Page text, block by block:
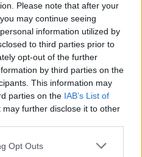
Please note that after your
may continue seeing
information utilized by
to third parties prior to
opt-out of the further
by third parties on the
This information may
parties on the IAB’s List of
may further disclose it to other
Opt Outs